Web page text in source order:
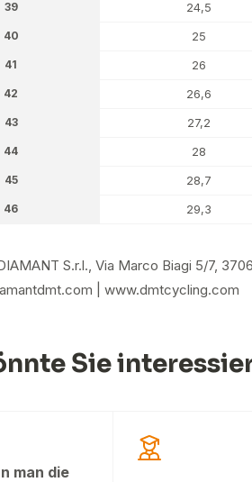
39 24,5
40 25
41 26
42 26,6
43 27,2
44 28
45 28,7
46 29,3
S.r.l., Via Marco Biagi 5/7,
| www.dmtcycling.com
Sie
man die